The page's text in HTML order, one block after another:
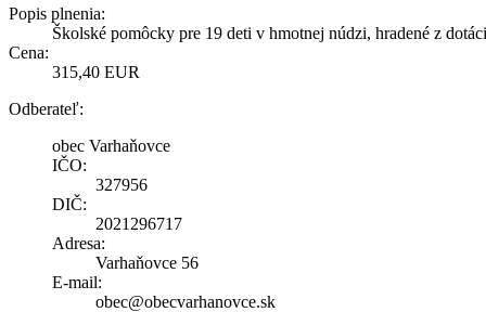
Popis plnenia:
Školské pomôcky pre 19 deti v hmotnej núdzi, hradené z
Cena:
315,40 EUR
Odberateľ:
obec Varhaňovce
IČO:
327956
DIČ:
2021296717
Adresa:
Varhaňovce 56
E-mail:
obec@obecvarhanovce.sk